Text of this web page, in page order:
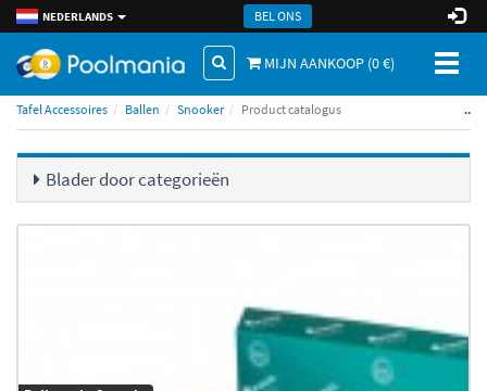
NEDERLANDS BEL ONS
MIJN AANKOOP (0€)
Tafel Accessoires Ballen Snooker Product catalogus ..
Blader door categorieën